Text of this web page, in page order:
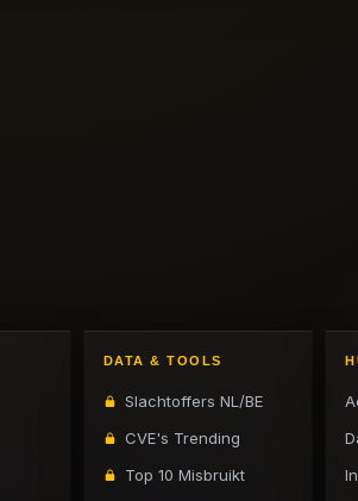
DATA & TOOLS
Slachtoffers NL/BE
CVE's Trending
Top 10 Misbruikt